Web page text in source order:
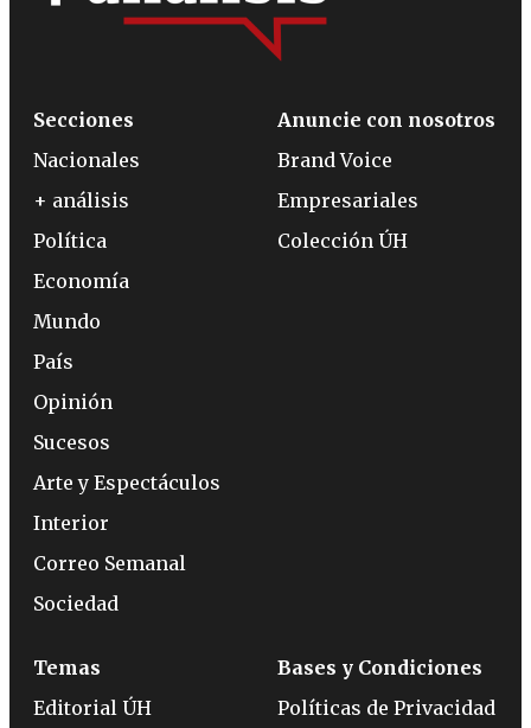
Secciones
Nacionales
+ análisis
Política
Economía
Mundo
País
Opinión
Sucesos
Arte y Espectáculos
Interior
Correo Semanal
Sociedad
Anuncie con nosotros
Brand Voice
Empresariales
Colección ÚH
Temas
Editorial ÚH
Bases y Condiciones
Políticas de Privacidad